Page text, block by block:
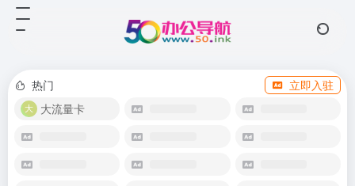
热门
立即入驻
大流量卡